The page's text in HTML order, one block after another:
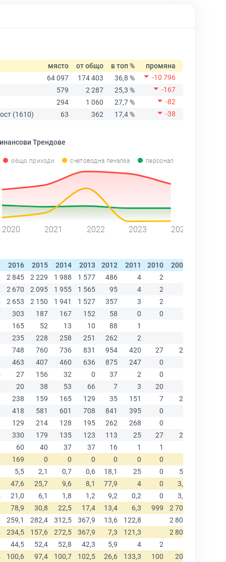
място от общо в топ %
промяна
64 097
174 403 36,8 %
-10 796
579
2 287 25,3 %
-167
294
1 060 27,7 %
-82
(1610)
63 362 17,4 % -38
Трендове
общо приходи счетоводна печалба персонал
2020 2021 2022 2023 2024
2016 2015 2014 2013 2012 2011 2010 2009